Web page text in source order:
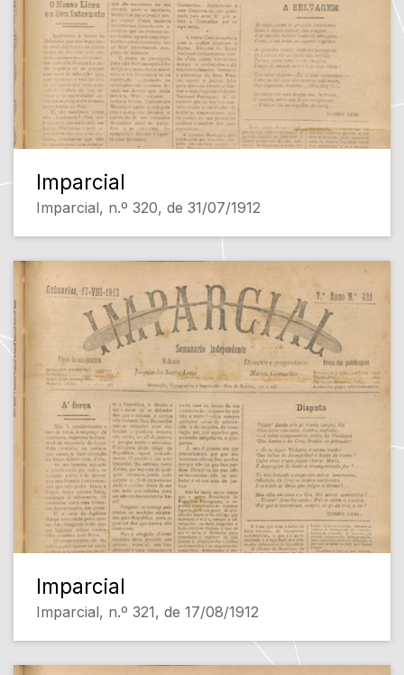
Imparcial
Imparcial, n.º 320, de 31/07/1912
Imparcial
Imparcial, n.º 321, de 17/08/1912